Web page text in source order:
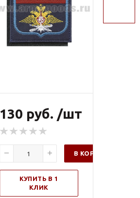
130 руб. /шт
В КОРЗИНУ
КУПИТЬ В 1
КЛИК